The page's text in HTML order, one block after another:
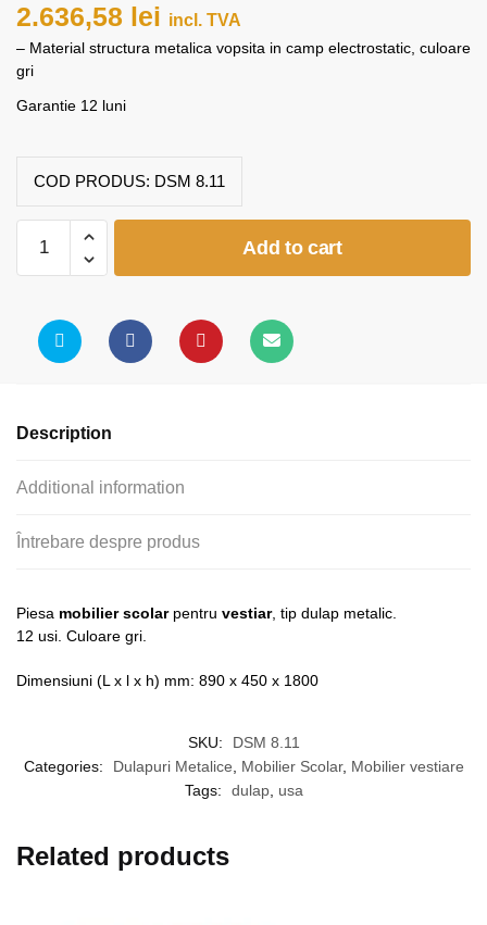
2.636,58 lei incl. TVA
– Material structura metalica vopsita in camp electrostatic, culoare
gri
Garantie 12 luni
COD PRODUS: DSM 8.11
metalic
Add to cart
Description
Additional information
Întrebare despre produs
Piesa mobilier scolarpentru vestiar, tip dulap metalic.
12 usi. Culoare gri.
Dimensiuni (L x l x h) mm: 890 x 450 x 1800
SKU:
DSM 8.11
Categories:
Dulapuri Metalice Mobilier Scolar, Mobilier vestiare
Tags:
dulap, usa
Related products